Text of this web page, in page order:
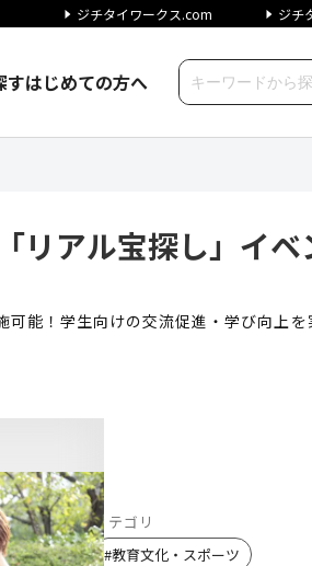
ジチタイワークス.com ジチ
すはじめての方へ
リアル宝探し」イベ
可能！学生向けの交流促進・学び向上を
カテゴリ
#教育文化・スポーツ